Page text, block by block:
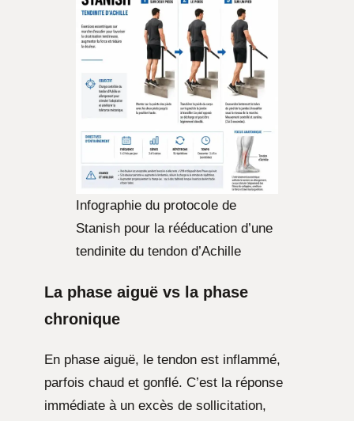
Infographie du protocole de
Stanish pour la rééducation d’une
tendinite du tendon d’Achille
La phase aiguë vs la phase
chronique
En phase aiguë, le tendon est inflammé,
parfois chaud et gonflé. C’est la réponse
immédiate à un excès de sollicitation,